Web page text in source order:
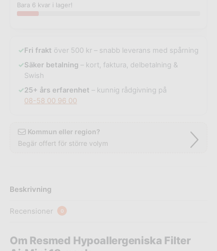
Bara 6 kvar i lager!
✓Fri frakt över 500 kr – snabb leverans med spårning
✓Säker betalning – kort, faktura, delbetalning &
Swish
✓25+ års erfarenhet – kunnig rådgivning på
08-58 00 96 00
Kommun eller region?
Begär offert för större volym
Beskrivning
Recensioner 0
Om Resmed Hypoallergeniska Filter